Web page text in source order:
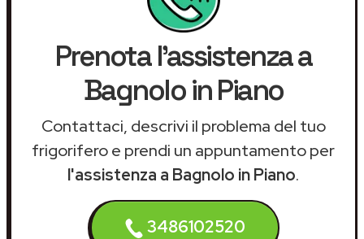
Prenota l'assistenza a
Bagnolo in Piano
Contattaci, descrivi il problema del tuo
frigorifero e prendi un appuntamento per
l'assistenza a Bagnolo in Piano.
3486102520